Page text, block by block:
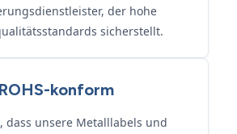
der hohe
sicherstellt.
ROHS-konform
dass unsere Metalllabels und